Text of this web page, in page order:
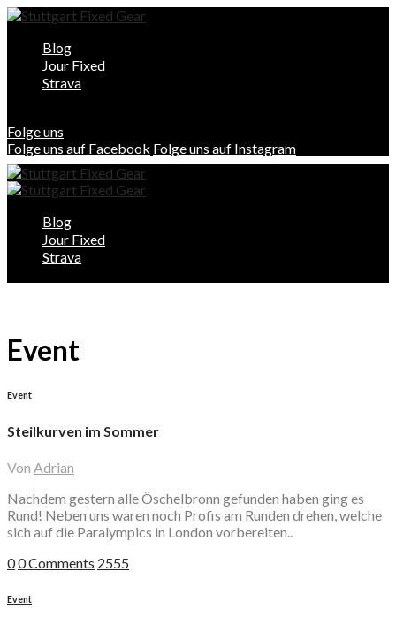
Blog
Jour Fixed
Strava
Folge uns
Folge uns auf Facebook Folge uns auf Instagram
Blog
Jour Fixed
Strava
Event
Event
Steilkurven im Sommer
Von Adrian
Nachdem gestern alle Öschelbronn gefunden haben ging es
Rund! Neben uns waren noch Profis am Runden drehen, welche
sich auf die Paralympics in London vorbereiten..
00 Comments 2555
Event